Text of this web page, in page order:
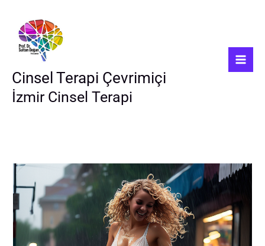
Cinsel Terapi Çevrimiçi
İzmir Cinsel Terapi